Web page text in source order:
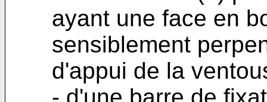
ayant une face en
sensiblement
d'appui de la